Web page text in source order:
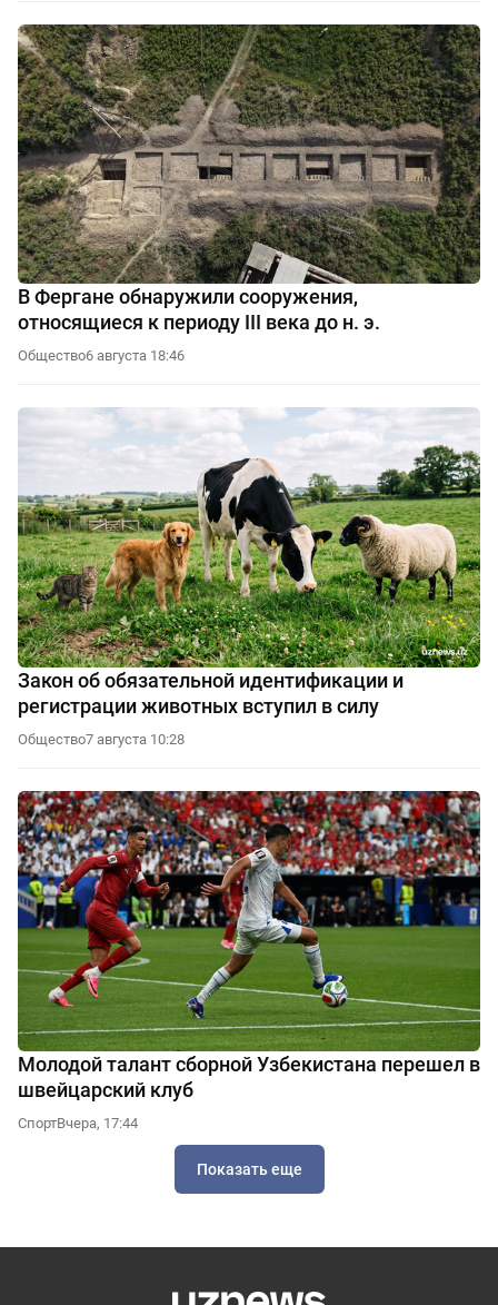
В Фергане обнаружили сооружения,
относящиеся к периоду III века до н. э.
Общество6 августа 18:46
Закон об обязательной идентификации и
регистрации животных вступил в силу
Общество7 августа 10:28
Молодой талант сборной Узбекистана перешел в
швейцарский клуб
СпортВчера, 17:44
Показать еще